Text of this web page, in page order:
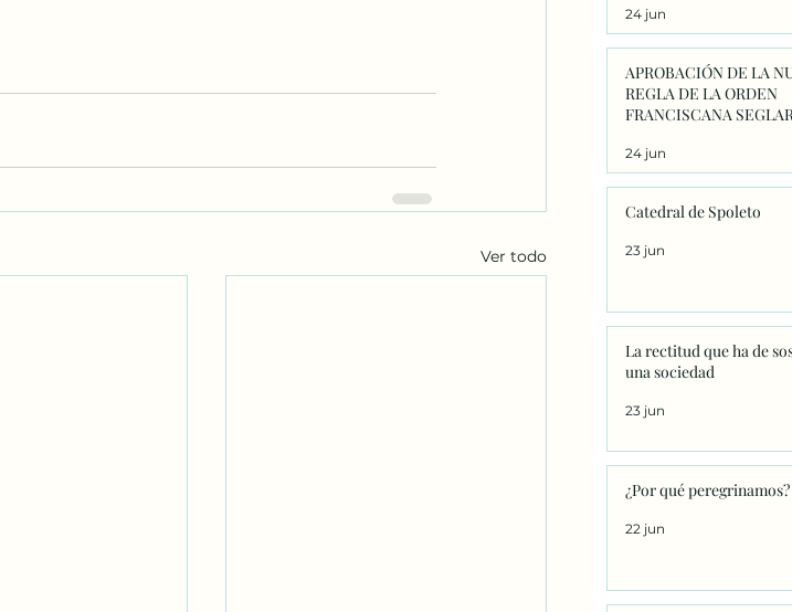
Ver todo
24 jun
APROBACIÓN DE LA
REGLA DE LA ORDEN
FRANCISCANA
24 jun
Catedral de Spoleto
23 jun
La rectitud que ha de
una sociedad
23 jun
¿Por qué peregrinamos?
22 jun